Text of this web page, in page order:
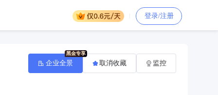
登录/注册
企业全景 取消收藏 监控